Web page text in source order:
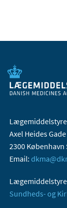
Axel Heides Gade
2300 København
Email:
Sundheds- og